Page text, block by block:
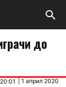
до
1 април 2020